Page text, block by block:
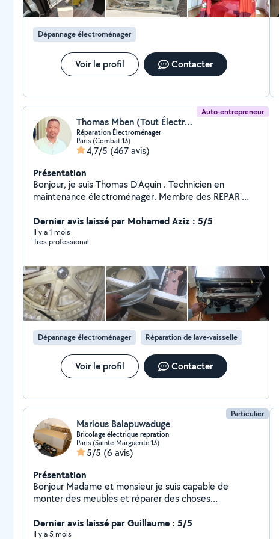
Dépannage électroménager
Voir le profil Contacter
Auto-entrepreneur
Thomas Mben (Tout Électroménager)
Réparation Électroménager
Paris (Combat 13)
4,7/5 (467 avis)
Présentation
Bonjour, je suis Thomas D'Aquin . Technicien en
maintenance électroménager. Membre des REPAR'
linge, lave vaisselle , cuisinières et fours. Réussite 95%.
(Protégeons notre Planète)
Dernier avis laissé par Mohamed Aziz : 5/5
Il y a 1 mois
Tres professional
Dépannage électroménager Réparation de lave-vaisselle
Voir le profil Contacter
Particulier
Marious Balapuwaduge
Bricolage électrique repration
Paris (Sainte-Marguerite 13)
5/5 (6 avis)
Présentation
Bonjour Madame et monsieur je suis capable de
monter des meubles et réparer des choses
Dernier avis laissé par Guillaume : 5/5
Il y a 5 mois